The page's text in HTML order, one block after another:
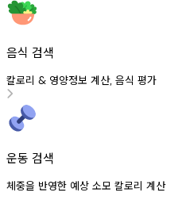
음식 검색
칼로리 & 영양정보 계산, 음식 평가
운동 검색
체중을 반영한 예상 소모 칼로리 계산